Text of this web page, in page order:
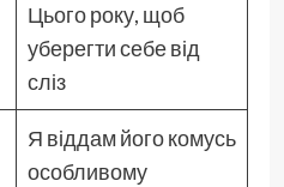
Цього року, щоб
уберегти себе від
сліз
Я віддам його комусь
особливому